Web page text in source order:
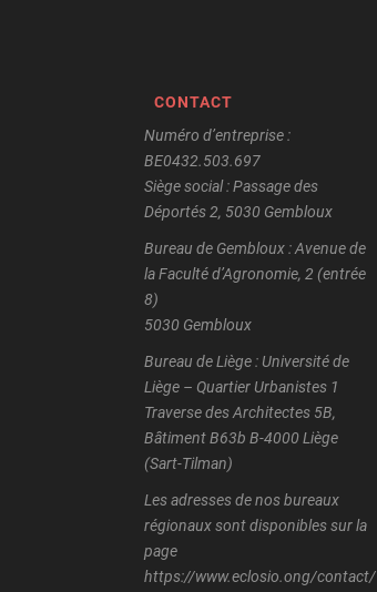
CONTACT
Numéro d’entreprise :
BE0432.503.697
Siège social : Passage des
Déportés 2, 5030 Gembloux
Bureau de Gembloux : Avenue de
la Faculté d’Agronomie, 2 (entrée
8)
5030 Gembloux
Bureau de Liège : Université de
Liège – Quartier Urbanistes 1
Traverse des Architectes 5B,
Bâtiment B63b B-4000 Liège
(Sart-Tilman)
Les adresses de nos bureaux
régionaux sont disponibles sur la
page
https://www.eclosio.ong/contact/